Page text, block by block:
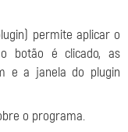
permite aplicar o
botão é clicado, as
e a janela do plugin
o programa.